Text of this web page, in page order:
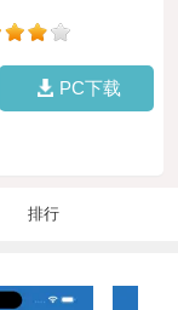
PC下载
排行